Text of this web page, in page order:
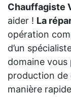
Chauffagiste
aider ! La
opération
d’un
domaine
production de
manière